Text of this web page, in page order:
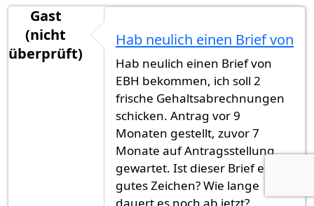
Gast
(nicht
überprüft)
Hab neulich einen Brief von
Hab neulich einen Brief von
EBH bekommen, ich soll 2
frische Gehaltsabrechnungen
schicken. Antrag vor 9
Monaten gestellt, zuvor 7
Monate auf Antragsstellung
gewartet. Ist dieser Brief ein
gutes Zeichen? Wie lange
dauert es noch ab jetzt?